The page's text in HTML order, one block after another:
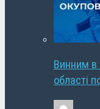
Винним в
області